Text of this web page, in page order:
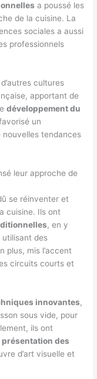
a poussé les
de la cuisine. La
sociales a aussi
professionnels
cultures
apportant de
développement du
un
nouvelles tendances
leur approche de
se réinventer et
cuisine. Ils ont
, en y
des
plus, mis l’accent
circuits courts et
innovantes,
sous vide, pour
ils ont
présentation des
d’art visuelle et